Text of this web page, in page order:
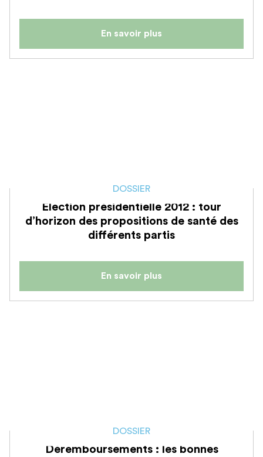
En savoir plus
DOSSIER
Election présidentielle 2012 : tour
d’horizon des propositions de santé des
différents partis
En savoir plus
DOSSIER
Déremboursements : les bonnes